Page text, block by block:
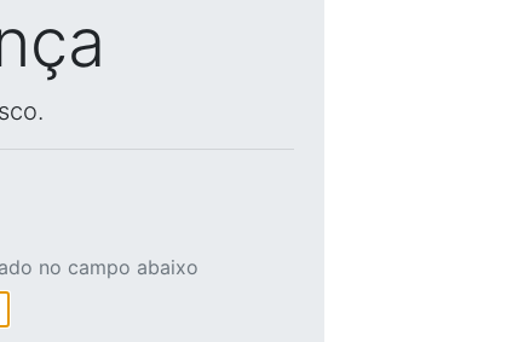
no campo abaixo